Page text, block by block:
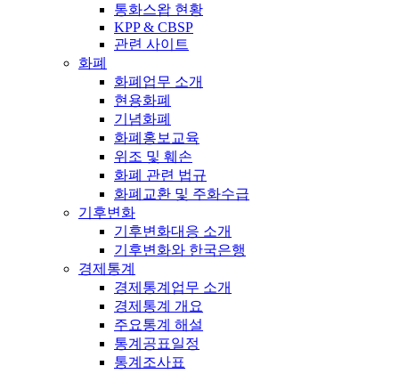
통화스왑 현황
KPP & CBSP
관련 사이트
화폐
화폐업무 소개
현용화폐
기념화폐
화폐홍보교육
위조 및 훼손
화폐 관련 법규
화폐교환 및 주화수급
기후변화
기후변화대응 소개
기후변화와 한국은행
경제통계
경제통계업무 소개
경제통계 개요
주요통계 해설
통계공표일정
통계조사표